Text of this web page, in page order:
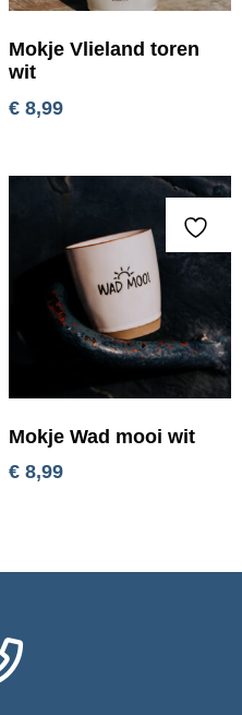
Mokje Vlieland toren
wit
€ 8,99
Mokje Wad mooi wit
€ 8,99